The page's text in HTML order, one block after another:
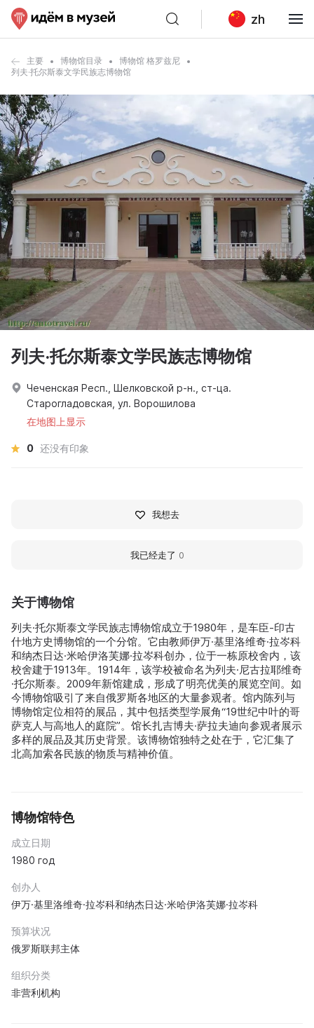
zh
主要 博物馆目录
博物馆 格罗兹尼
列夫·托尔斯泰文学民族志博物馆
关于博物馆
列夫·托尔斯泰文学民族志博物馆成立于1980年，是车臣-印古
什地方史博物馆的一个分馆。它由教师伊万·基里洛维奇·拉岑科
和纳杰日达·米哈伊洛芙娜·拉岑科创办，位于一栋原校舍内，该
校舍建于1913年。1914年，该学校被命名为列夫·尼古拉耶维奇
·托尔斯泰。2009年新馆建成，形成了明亮优美的展览空间。如
今博物馆吸引了来自俄罗斯各地区的大量参观者。馆内陈列与
博物馆定位相符的展品，其中包括类型学展角“19世纪中叶的哥
萨克人与高地人的庭院”。馆长扎吉博夫·萨拉夫迪向参观者展示
多样的展品及其历史背景。该博物馆独特之处在于，它汇集了
北高加索各民族的物质与精神价值。
博物馆特色
成立日期
1980 год
创办人
伊万·基里洛维奇·拉岑科和纳杰日达·米哈伊洛芙娜·拉岑科
预算状况
俄罗斯联邦主体
组织分类
非营利机构
列夫·托尔斯泰文学民族志博物馆
Чеченская Респ., Шелковской р-н., ст-ца.
Старогладовская, ул. Ворошилова
在地图上显示
0 还没有印象
我想去
我已经走了 0